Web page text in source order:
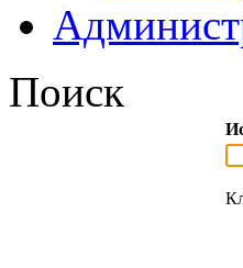
Поиск